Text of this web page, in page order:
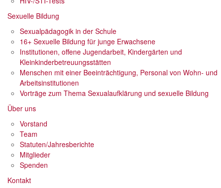
Sexuelle Bildung
Sexualpädagogik in der Schule
16+ Sexuelle Bildung für junge Erwachsene
Institutionen, offene Jugendarbeit, Kindergärten und
Kleinkinderbetreuungsstätten
Menschen mit einer Beeinträchtigung, Personal von Wohn- und
Arbeitsinstitutionen
Vorträge zum Thema Sexualaufklärung und sexuelle Bildung
Über uns
Vorstand
Team
Statuten/Jahres­berichte
Mitglieder
Spenden
Kontakt